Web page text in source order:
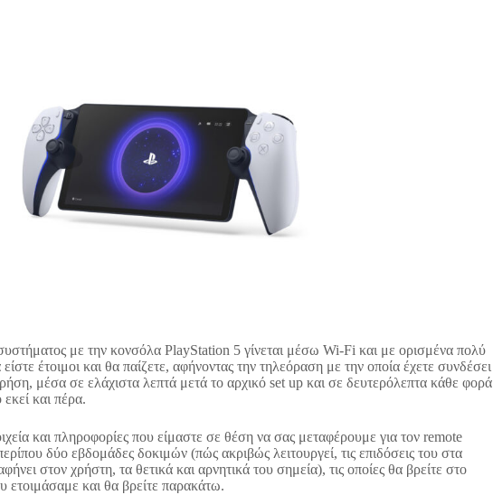
με την κονσόλα PlayStation 5 γίνεται μέσω Wi-Fi και με ορισμένα πολύ
έτοιμοι και θα παίζετε, αφήνοντας την τηλεόραση με την οποία έχετε συνδέσει
μέσα σε ελάχιστα λεπτά μετά το αρχικό set up και σε δευτερόλεπτα κάθε φορά
και πέρα.
και πληροφορίες που είμαστε σε θέση να σας μεταφέρουμε για τον remote
δύο εβδομάδες δοκιμών (πώς ακριβώς λειτουργεί, τις επιδόσεις του στα
στον χρήστη, τα θετικά και αρνητικά του σημεία), τις οποίες θα βρείτε στο
και θα βρείτε παρακάτω.